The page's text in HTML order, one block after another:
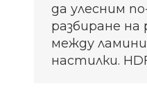
да улесним
разбиране на
между
настилки.